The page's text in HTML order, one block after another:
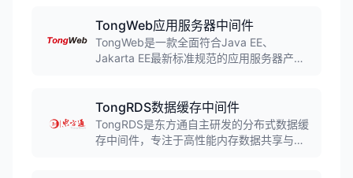
TongWeb应用服务器中间件
TongWeb是一款全面符合Java EE、
Jakarta EE最新标准规范的应用服务器产
生命周期，包括便捷的开发、随需应变的灵
活部署、丰富的运行时监视、高效的管理
等。
TongRDS数据缓存中间件
TongRDS是东方通自主研发的分布式数据缓
存中间件，专注于高性能内存数据共享与应